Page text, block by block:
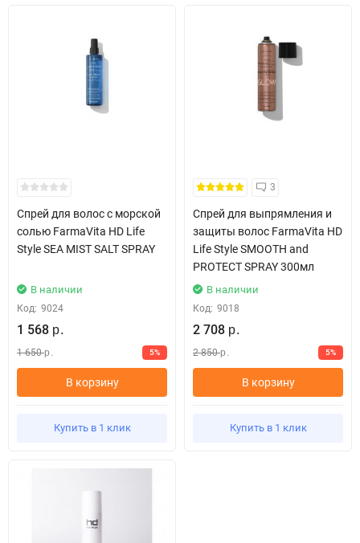
Спрей для волос с морской
солью FarmaVita HD Life
Style SEA MIST SALT SPRAY
В наличии
Код: 9024
1 568 р.
1 650р. 5%
В корзину
Купить в 1 клик
3
Спрей для выпрямления и
защиты волос FarmaVita HD
Life Style SMOOTH and
PROTECT SPRAY 300мл
В наличии
Код: 9018
2 708 р.
2 850р. 5%
В корзину
Купить в 1 клик